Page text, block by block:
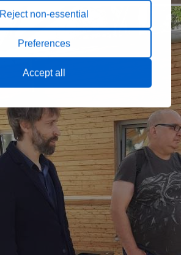
Reject non-essential
Preferences
Accept all